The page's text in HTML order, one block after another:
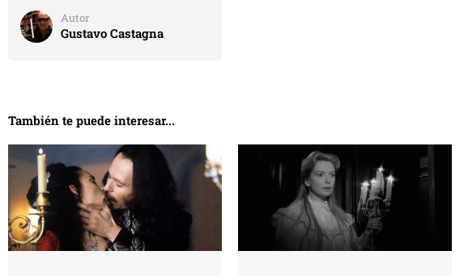
Autor
Gustavo Castagna
También te puede interesar...